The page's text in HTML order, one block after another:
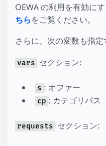
OEWA の利用を有効に
ちらをご覧ください。
さらに、次の変数も指定
vars セクション:
s : オファー
cp : カテゴリパス
requests セクション: